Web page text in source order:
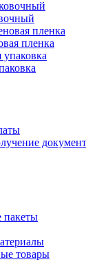
пленка
пакеты
товары